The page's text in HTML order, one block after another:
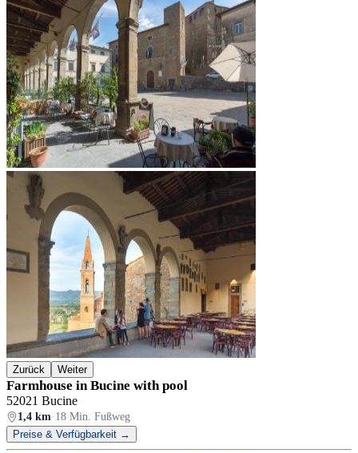
Zurück Weiter
Farmhouse in Bucine with pool
52021 Bucine
1,4 km · 18 Min. Fußweg
Preise & Verfügbarkeit →